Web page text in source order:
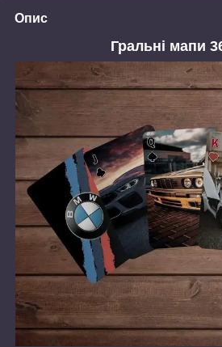
Опис
Гральні мапи